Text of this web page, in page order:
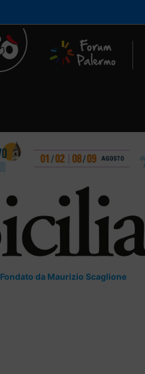
Fondato da Maurizio Scaglione